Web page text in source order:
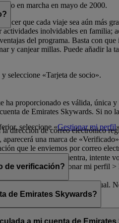
en marcha en mayo de 2000.
que cada viaje sea aún más
inolvidables en familia;
del programa. Basta con
y canjear millas. Puede añadir
seleccione «Tarjeta de socio».
seleccione «Gestionar mi perfil
de la pantalla.
proporcionado es válida, única
de Emirates Skywards. Si no
dirección de correo electrónico
una marca de
que le enviemos por correo
Si no lo encuentra, intente
Mi resumen > Gestionar mi perfil
de verificación?
de correo electrónico actual.
de Emirates Skywards?
que no estén en uso. Si comparte
para obtener ayuda.
a mi cuenta de Emirates